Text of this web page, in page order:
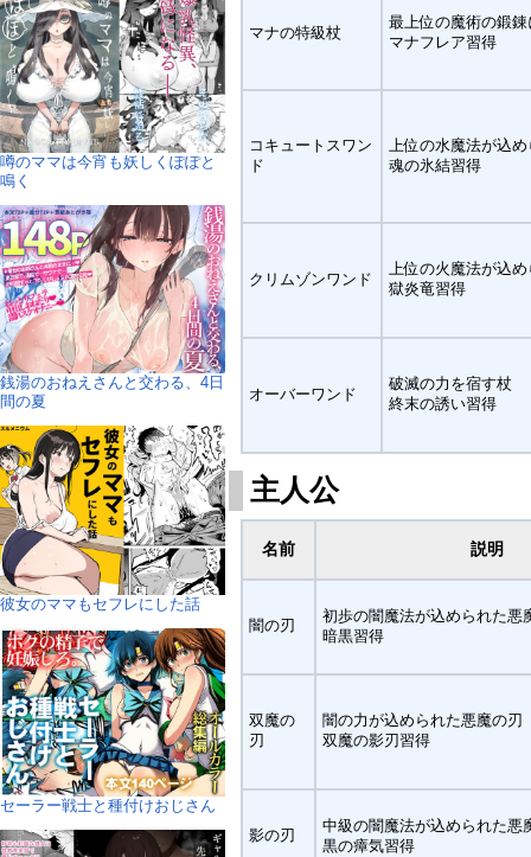
マナの特級杖
最上位の魔術の鍛
マナフレア習得
コキュートスワン
ド
上位の水魔法が込
魂の氷結習得
クリムゾンワンド
上位の火魔法が込
獄炎竜習得
オーバーワンド
破滅の力を宿す杖
終末の誘い習得
主人公
名前 説明
闇の刃
初歩の闇魔法が込められた悪
暗黒習得
双魔の
刃
闇の力が込められた悪魔の刃
双魔の影刃習得
影の刃
中級の闇魔法が込められた悪
黒の瘴気習得
噂のママは今宵も妖しくぽぽと
鳴く
銭湯のおねえさんと交わる、4日
間の夏
彼女のママもセフレにした話
セーラー戦士と種付けおじさん